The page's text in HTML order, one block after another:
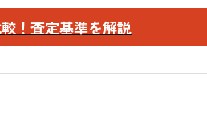
！査定基準を解説